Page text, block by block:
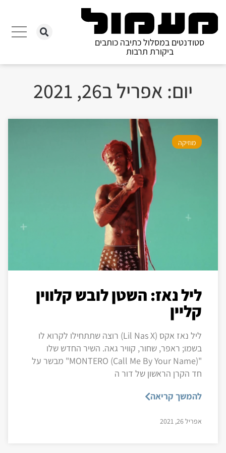
סטודנטים במסלול כתיבה כותבים
ביקורת תרבות
יום: אפריל ב26, 2021
מוזיקה
ליל נאז: השטן לובש קלווין
קליין
ליל נאז אקס (Lil Nas X) רוצה שתתחילו לקרוא לו
בשמו; ראפר, שחור, קוויר גאה. השיר החדש שלו
"MONTERO (Call Me By Your Name)" מבשר על
חד הקרן הראשון של דור ה
להמשך קריאה
אפריל 26, 2021